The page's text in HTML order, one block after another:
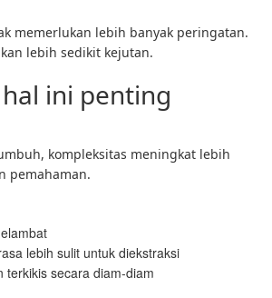
memerlukan lebih banyak peringatan.
lebih sedikit kejutan.
ini penting
kompleksitas meningkat lebih
pemahaman.
lebih sulit untuk diekstraksi
terkikis secara diam-diam